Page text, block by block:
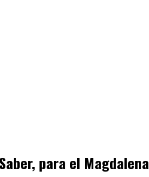
para el Magdalena